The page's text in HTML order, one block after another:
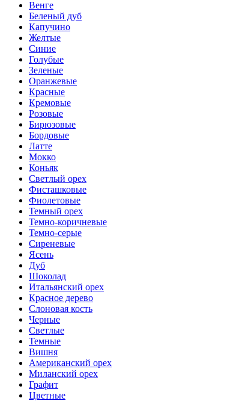
Венге
Беленый дуб
Капучино
Желтые
Синие
Голубые
Зеленые
Оранжевые
Красные
Кремовые
Розовые
Бирюзовые
Бордовые
Латте
Мокко
Коньяк
Светлый орех
Фисташковые
Фиолетовые
Темный орех
Темно-коричневые
Темно-серые
Сиреневые
Ясень
Дуб
Шоколад
Итальянский орех
Красное дерево
Слоновая кость
Черные
Светлые
Темные
Вишня
Американский орех
Миланский орех
Графит
Цветные